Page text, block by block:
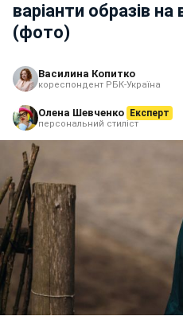
варіанти образів
(фото)
Василина Копитко
кореспондент РБК-Україна
Олена Шевченко Експерт
персональний стиліст